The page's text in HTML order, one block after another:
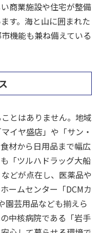
商業施設や住宅が整備
す。海と山に囲まれた
機能も兼ね備えている
とはありません。地域
イヤ盛店」や「サン・
材から日用品まで幅広
「ツルハドラッグ大船
どが点在し、医薬品や
ームセンター「DCMカ
園芸用品なども揃えら
中核病院である「岩手